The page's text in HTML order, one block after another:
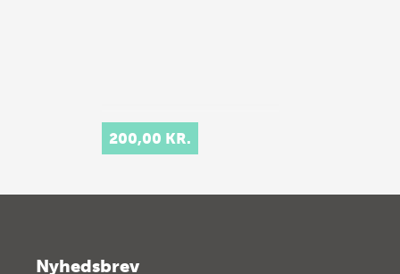
200,00 KR.
Nyhedsbrev